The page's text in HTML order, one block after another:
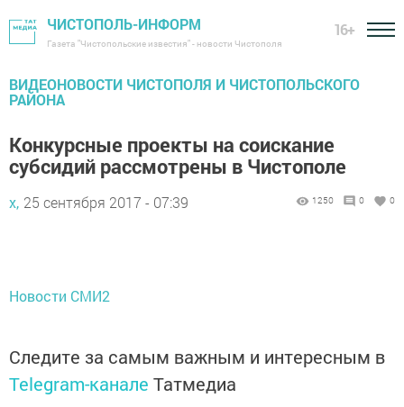
ЧИСТОПОЛЬ-ИНФОРМ
Газета "Чистопольские известия" - новости Чистополя
16+
ВИДЕОНОВОСТИ ЧИСТОПОЛЯ И ЧИСТОПОЛЬСКОГО
РАЙОНА
Конкурсные проекты на соискание
субсидий рассмотрены в Чистополе
х, 25 сентября 2017 - 07:39 1250 0 0
Новости СМИ2
Следите за самым важным и интересным в
Telegram-канале Татмедиа